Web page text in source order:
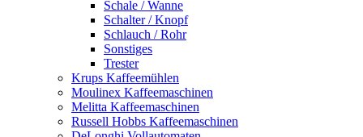
Schale / Wanne
Schalter / Knopf
Schlauch / Rohr
Sonstiges
Trester
Krups Kaffeemühlen
Moulinex Kaffeemaschinen
Melitta Kaffeemaschinen
Russell Hobbs Kaffeemaschinen